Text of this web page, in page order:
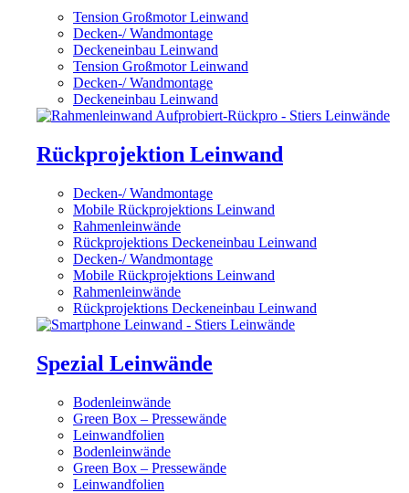
Tension Großmotor Leinwand
Decken-/ Wandmontage
Deckeneinbau Leinwand
Tension Großmotor Leinwand
Decken-/ Wandmontage
Deckeneinbau Leinwand
Rückprojektion Leinwand
Decken-/ Wandmontage
Mobile Rückprojektions Leinwand
Rahmenleinwände
Rückprojektions Deckeneinbau Leinwand
Decken-/ Wandmontage
Mobile Rückprojektions Leinwand
Rahmenleinwände
Rückprojektions Deckeneinbau Leinwand
Spezial Leinwände
Bodenleinwände
Green Box – Pressewände
Leinwandfolien
Bodenleinwände
Green Box – Pressewände
Leinwandfolien